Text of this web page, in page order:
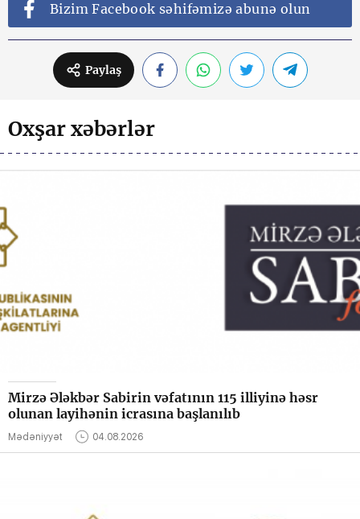
Bizim Facebook səhifəmizə abunə olun
Paylaş
Oxşar xəbərlər
Mirzə Ələkbər Sabirin vəfatının 115 illiyinə həsr
olunan layihənin icrasına başlanılıb
Mədəniyyət 04.08.2026